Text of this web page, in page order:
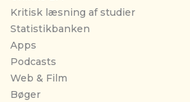
Kritisk læsning af studier
Statistikbanken
Apps
Podcasts
Web & Film
Bøger